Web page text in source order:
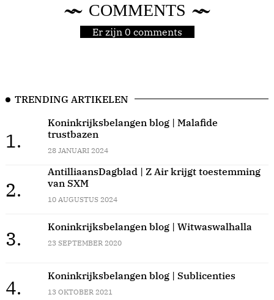
COMMENTS
Er zijn 0 comments
TRENDING ARTIKELEN
1.
Koninkrijksbelangen blog | Malafide
trustbazen
28 JANUARI 2024
2.
AntilliaansDagblad | Z Air krijgt toestemming
van SXM
10 AUGUSTUS 2024
3.
Koninkrijksbelangen blog | Witwaswalhalla
23 SEPTEMBER 2020
4.
Koninkrijksbelangen blog | Sublicenties
13 OKTOBER 2021